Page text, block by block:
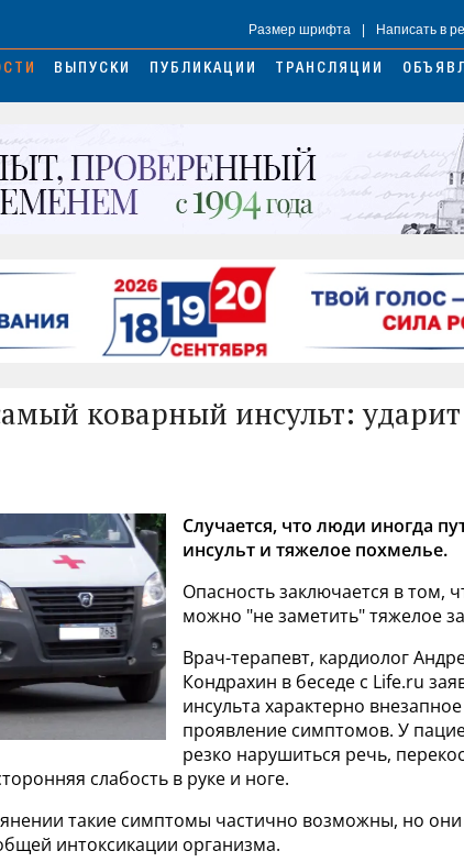
Размер шрифта Написать в
ВЫПУСКИ ПУБЛИКАЦИИ ТРАНСЛЯЦИИ
коварный инсульт:
Случается, что люди иногда
инсульт и тяжелое похмелье.
Опасность заключается в том,
можно "не заметить" тяжелое
Врач-терапевт, кардиолог
Кондрахин в беседе с Life.ru
инсульта характерно внезапное
проявление симптомов. У
резко нарушиться речь,
слабость в руке и ноге.
такие симптомы частично возможны, но
интоксикации организма.